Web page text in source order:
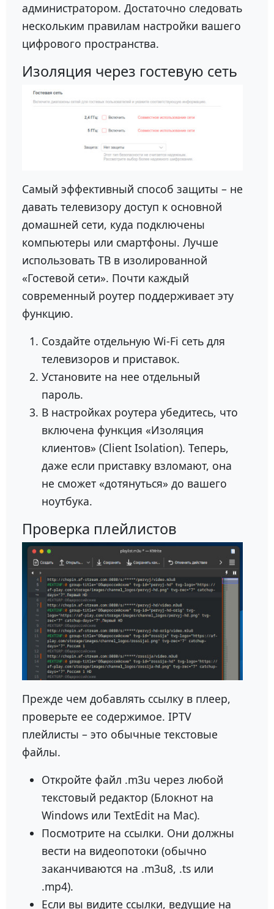
администратором. Достаточно следовать
нескольким правилам настройки вашего
цифрового пространства.
Изоляция через гостевую сеть
Самый эффективный способ защиты – не
давать телевизору доступ к основной
домашней сети, куда подключены
компьютеры или смартфоны. Лучше
использовать ТВ в изолированной
«Гостевой сети». Почти каждый
современный роутер поддерживает эту
функцию.
Создайте отдельную Wi-Fi сеть для
телевизоров и приставок.
Установите на нее отдельный
пароль.
В настройках роутера убедитесь, что
включена функция «Изоляция
клиентов» (Client Isolation). Теперь,
даже если приставку взломают, она
не сможет «дотянуться» до вашего
ноутбука.
Проверка плейлистов
Прежде чем добавлять ссылку в плеер,
проверьте ее содержимое. IPTV
плейлисты – это обычные текстовые
файлы.
Откройте файл .m3u через любой
текстовый редактор (Блокнот на
Windows или TextEdit на Mac).
Посмотрите на ссылки. Они должны
вести на видеопотоки (обычно
заканчиваются на .m3u8, .ts или
.mp4).
Если вы видите ссылки, ведущие на